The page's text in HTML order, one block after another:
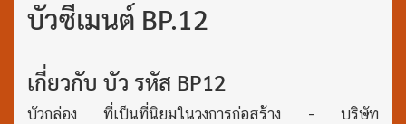
บัวซีเมนต์ BP.12
เกี่ยวกับ บัว รหัส BP12
บัวกล่อง ที่เป็นที่นิยมในวงการก่อสร้าง - บริษัท